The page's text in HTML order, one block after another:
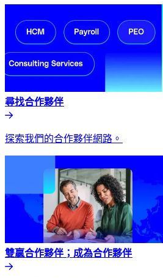
尋找合作夥伴​​
探索我們的合作夥伴網路。​​
雙贏合作夥伴；成為合作夥伴​​